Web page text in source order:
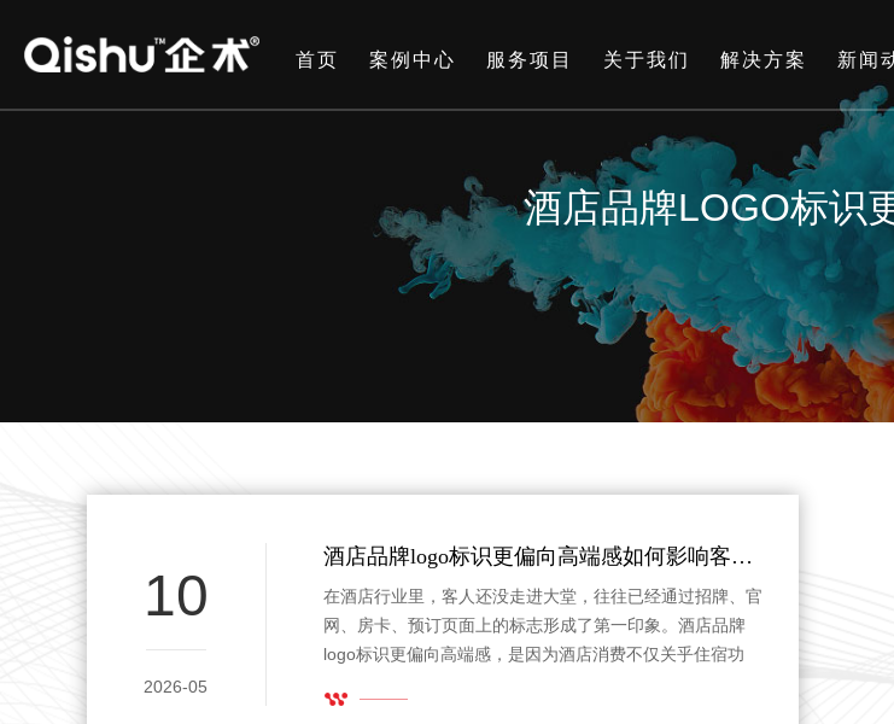
首页 案例中心 服务项目 关于我们 解决方案 新闻
酒店品牌LOGO标识
10
2026-05
酒店品牌logo标识更偏向高端感如何影响客户印象
在酒店行业里，客人还没走进大堂，往往已经通过招牌、官
网、房卡、预订页面上的标志形成了第一印象。酒店品牌
logo标识更偏向高端感，是因为酒店消费不仅关乎住宿功
熟的logo，能在安静中传递品质，而不是靠复杂图案强行吸